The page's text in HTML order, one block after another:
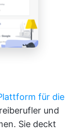
für die
und
Sie deckt